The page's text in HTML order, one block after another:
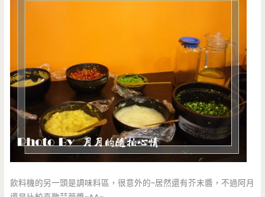
飲料機的另一頭是調味料區，很意外的~居然還有芥末醬，不過阿月